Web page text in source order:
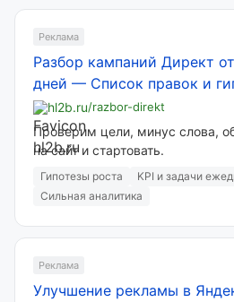
Реклама
Разбор кампаний Директ
дней — Список правок и
hl2b.ru/razbor-direkt
Проверим цели, минус слова,
на сайт и стартовать.
Гипотезы роста
KPI и задачи
Сильная аналитика
Реклама
Улучшение рекламы в